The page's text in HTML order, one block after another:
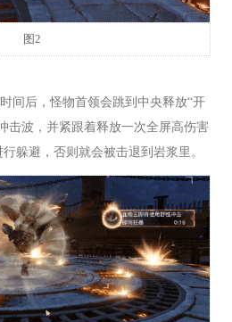
图2
后，怪物首领会跳到中央释放“开
击波，并紧跟着释放一次全屏高伤害
躲避，否则就会被击退到岩浆里。